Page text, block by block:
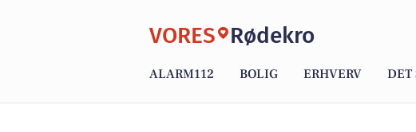
VORES Rødekro
ALARM112 BOLIG ERHVERV DET